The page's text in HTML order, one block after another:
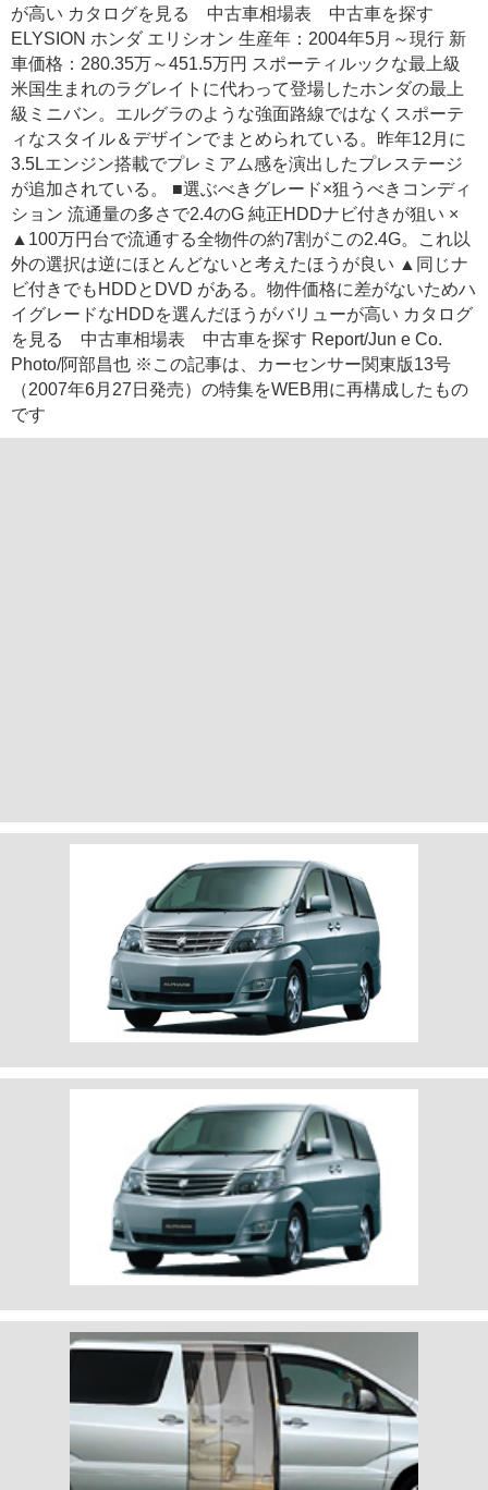
が高い カタログを見る 中古車相場表 中古車を探す
ELYSION ホンダ エリシオン 生産年：2004年5月～現行 新
車価格：280.35万～451.5万円 スポーティルックな最上級
米国生まれのラグレイトに代わって登場したホンダの最上
級ミニバン。エルグラのような強面路線ではなくスポーテ
ィなスタイル＆デザインでまとめられている。昨年12月に
3.5Lエンジン搭載でプレミアム感を演出したプレステージ
が追加されている。 ■選ぶべきグレード×狙うべきコンディ
ション 流通量の多さで2.4のG 純正HDDナビ付きが狙い ×
▲100万円台で流通する全物件の約7割がこの2.4G。これ以
外の選択は逆にほとんどないと考えたほうが良い ▲同じナ
ビ付きでもHDDとDVD がある。物件価格に差がないためハ
イグレードなHDDを選んだほうがバリューが高い カタログ
を見る 中古車相場表 中古車を探す Report/Jun e Co.
Photo/阿部昌也 ※この記事は、カーセンサー関東版13号
（2007年6月27日発売）の特集をWEB用に再構成したもの
です